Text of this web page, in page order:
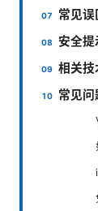
常见误
安全提
相关技
常见问